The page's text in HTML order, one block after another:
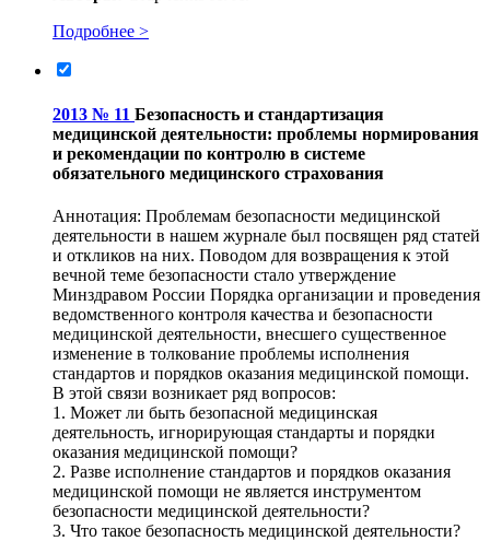
Подробнее >
2013 № 11 Безопасность и стандартизация
медицинской деятельности: проблемы нормирования
и рекомендации по контролю в системе
обязательного медицинского страхования
Аннотация: Проблемам безопасности медицинской
деятельности в нашем журнале был посвящен ряд статей
и откликов на них. Поводом для возвращения к этой
вечной теме безопасности стало утверждение
Минздравом России Порядка организации и проведения
ведомственного контроля качества и безопасности
медицинской деятельности, внесшего существенное
изменение в толкование проблемы исполнения
стандартов и порядков оказания медицинской помощи.
В этой связи возникает ряд вопросов:
1. Может ли быть безопасной медицинская
деятельность, игнорирующая стандарты и порядки
оказания медицинской помощи?
2. Разве исполнение стандартов и порядков оказания
медицинской помощи не является инструментом
безопасности медицинской деятельности?
3. Что такое безопасность медицинской деятельности?